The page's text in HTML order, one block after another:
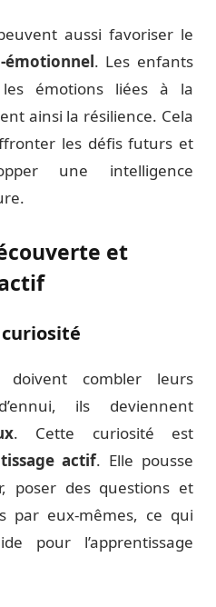
aussi favoriser le
émotionnel. Les enfants
émotions liées à la
ainsi la résilience. Cela
les défis futurs et
une intelligence
et
curiosité
doivent combler leurs
ils deviennent
. Cette curiosité est
actif. Elle pousse
poser des questions et
par eux-mêmes, ce qui
pour l’apprentissage